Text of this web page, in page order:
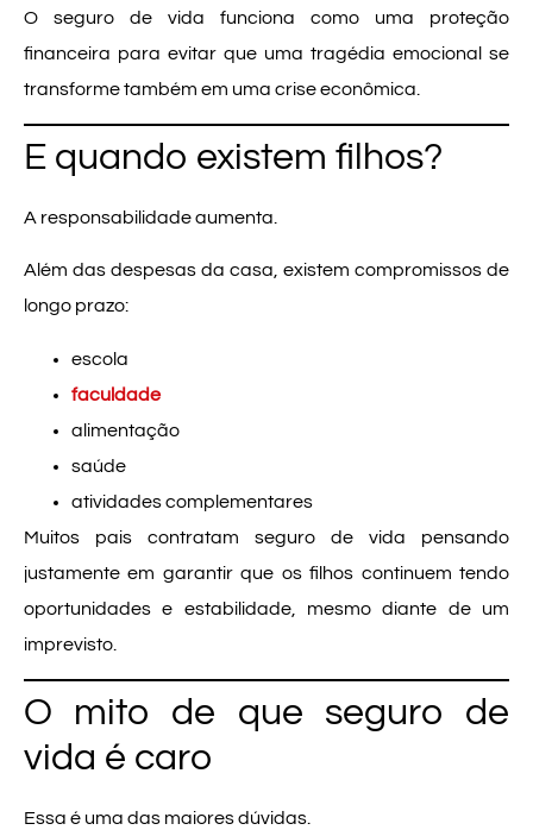
O seguro de vida funciona como uma proteção
financeira para evitar que uma tragédia emocional se
transforme também em uma crise econômica.
E quando existem filhos?
A responsabilidade aumenta.
Além das despesas da casa, existem compromissos de
longo prazo:
escola
faculdade
alimentação
saúde
atividades complementares
Muitos pais contratam seguro de vida pensando
justamente em garantir que os filhos continuem tendo
oportunidades e estabilidade, mesmo diante de um
imprevisto.
O mito de que seguro de
vida é caro
Essa é uma das maiores dúvidas.